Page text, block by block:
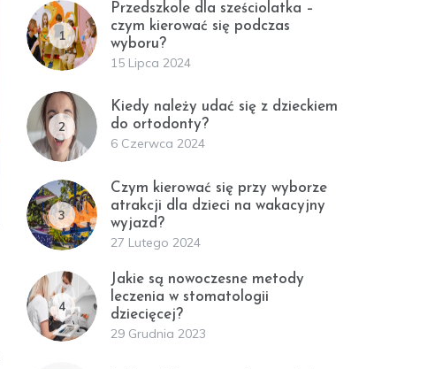
1
Przedszkole dla sześciolatka –
czym kierować się podczas
wyboru?
15 Lipca 2024
2
Kiedy należy udać się z dzieckiem
do ortodonty?
6 Czerwca 2024
3
Czym kierować się przy wyborze
atrakcji dla dzieci na wakacyjny
wyjazd?
27 Lutego 2024
4
Jakie są nowoczesne metody
leczenia w stomatologii
dziecięcej?
29 Grudnia 2023